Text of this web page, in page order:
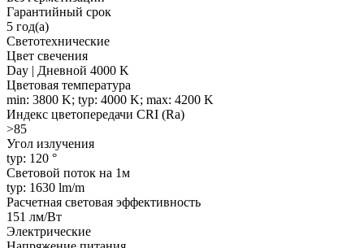
Гарантийный срок
5 год(а)
Светотехнические
Цвет свечения
Day | Дневной 4000 K
Цветовая температура
min: 3800 K; typ: 4000 K; max: 4200 K
Индекс цветопередачи CRI (Ra)
>85
Угол излучения
typ: 120 °
Световой поток на 1м
typ: 1630 lm/m
Расчетная световая эффективность
151 лм/Вт
Электрические